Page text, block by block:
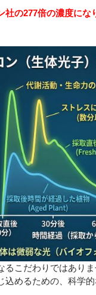
の277倍の濃度にな
るこだわりではあり
めるための、科学的